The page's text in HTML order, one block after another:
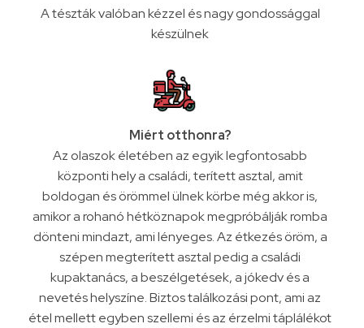
A tészták valóban kézzel és nagy gondossággal
készülnek
Miért otthonra?
Az olaszok életében az egyik legfontosabb
központi hely a családi, terített asztal, amit
boldogan és örömmel ülnek körbe még akkor is,
amikor a rohanó hétköznapok megpróbálják romba
dönteni mindazt, ami lényeges. Az étkezés öröm, a
szépen megterített asztal pedig a családi
kupaktanács, a beszélgetések, a jókedv és a
nevetés helyszíne. Biztos találkozási pont, ami az
étel mellett egyben szellemi és az érzelmi táplálékot